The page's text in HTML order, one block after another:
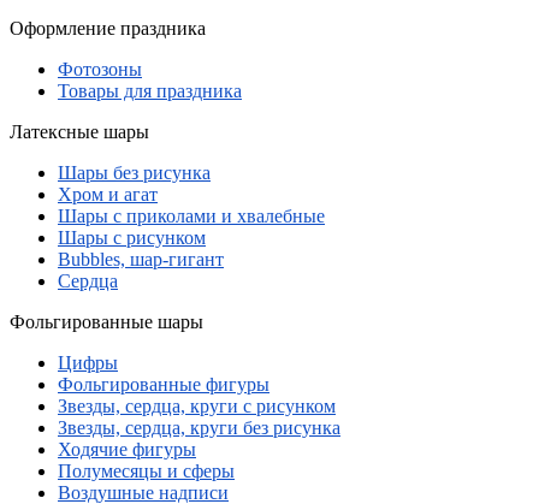
Оформление праздника
Фотозоны
Товары для праздника
Латексные шары
Шары без рисунка
Хром и агат
Шары с приколами и хвалебные
Шары с рисунком
Bubbles, шар-гигант
Сердца
Фольгированные шары
Цифры
Фольгированные фигуры
Звезды, сердца, круги с рисунком
Звезды, сердца, круги без рисунка
Ходячие фигуры
Полумесяцы и сферы
Воздушные надписи